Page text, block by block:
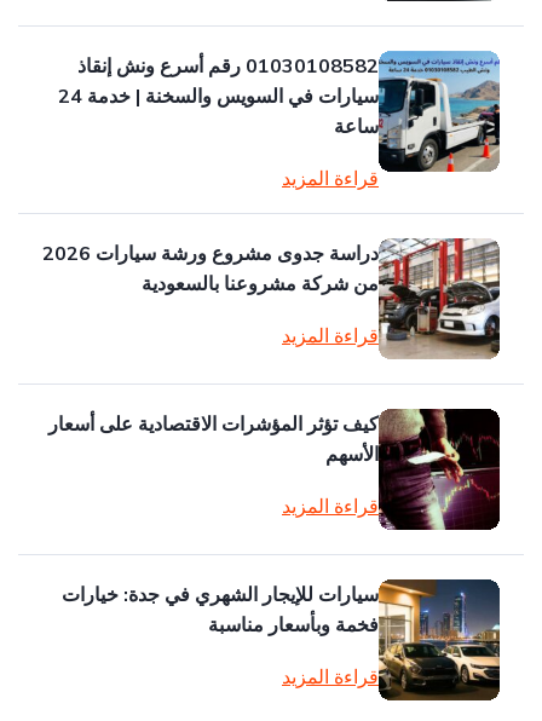
01030108582 رقم أسرع ونش إنقاذ
سيارات في السويس والسخنة | خدمة 24
ساعة
قراءة المزيد
دراسة جدوى مشروع ورشة سيارات 2026
من شركة مشروعنا بالسعودية
قراءة المزيد
كيف تؤثر المؤشرات الاقتصادية على أسعار
الأسهم
قراءة المزيد
سيارات للإيجار الشهري في جدة: خيارات
فخمة وبأسعار مناسبة
قراءة المزيد